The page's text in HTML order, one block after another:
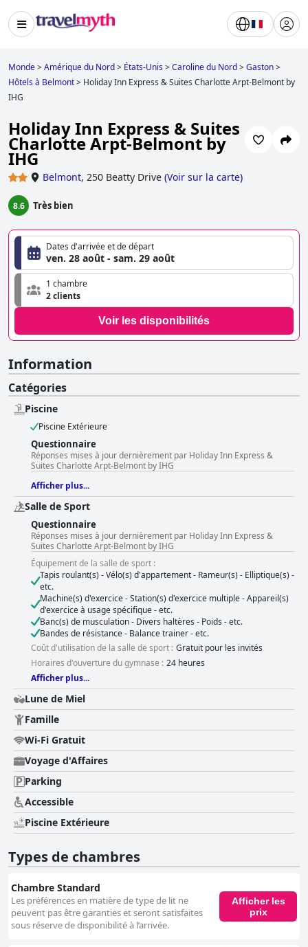
Monde>Amérique du Nord> États-Unis>Caroline du Nord>Gaston>
Hôtels à Belmont> Holiday Inn Express & Suites Charlotte Arpt-Belmont by
IHG
Holiday Inn Express & Suites
Charlotte Arpt-Belmont by
IHG
Belmont, 250 Beatty Drive (Voir sur la carte)
8.6 Très bien
Dates d'arrivée et de départ
ven. 28 août - sam. 29 août
1 chambre
2 clients
Voir les disponibilités
Information
Catégories
Piscine
Piscine Extérieure
Questionnaire
Réponses mises à jour dernièrement par Holiday Inn Express &
Suites Charlotte Arpt-Belmont by IHG
Afficher plus...
Salle de Sport
Questionnaire
Réponses mises à jour dernièrement par Holiday Inn Express &
Suites Charlotte Arpt-Belmont by IHG
Équipement de la salle de sport :
Tapis roulant(s) - Vélo(s) d'appartement - Rameur(s) - Elliptique(s) -
etc.
Machine(s) d'exercice - Station(s) d'exercice multiple - Appareil(s)
d'exercice à usage spécifique - etc.
Banc(s) de musculation - Divers haltères - Poids - etc.
Bandes de résistance - Balance trainer - etc.
Coût d'utilisation de la salle de sport : Gratuit pour les invités
Horaires d'ouverture du gymnase : 24 heures
Afficher plus...
Lune de Miel
Famille
Wi-Fi Gratuit
Voyage d'Affaires
Parking
Accessible
Piscine Extérieure
Types de chambres
Chambre Standard
Les préférences en matière de type de lit ne
peuvent pas être garanties et seront satisfaites
sous réserve de disponibilité à l’arrivée.
Afficher les
prix